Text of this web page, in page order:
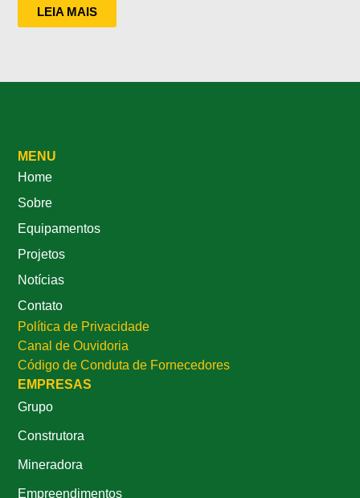
LEIA MAIS
MENU
Home
Sobre
Equipamentos
Projetos
Notícias
Contato
Política de Privacidade
Canal de Ouvidoria
Código de Conduta de Fornecedores
EMPRESAS
Grupo
Construtora
Mineradora
Empreendimentos